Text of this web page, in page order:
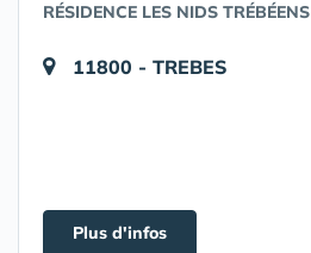
RÉSIDENCE LES NIDS TRÉBÉENS
11800 - TREBES
Plus d'infos